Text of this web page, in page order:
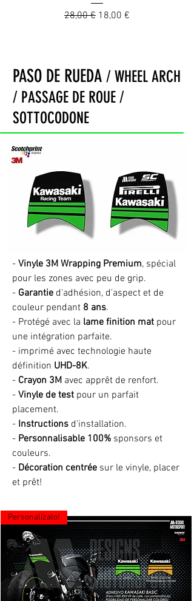
Prix original
28,00 € Prix promotionnel
18,00 €
PASO DE RUEDA / WHEEL ARCH
/ PASSAGE DE ROUE /
SOTTOCODONE
- Vinyle 3M Wrapping Premium, spécial
pour les zones avec peu de grip.
- Garantie d'adhésion, d'aspect et de
couleur pendant 8 ans.
- Protégé avec la lame finition mat pour
une intégration parfaite.
- imprimé avec technologie haute
définition UHD-8K.
- Crayon 3M avec apprêt de renfort.
- Vinyle de test pour un parfait
placement.
- Instructions d'installation.
- Personnalisable 100% sponsors et
couleurs.
- Décoration centrée sur le vinyle, placer
et prêt!
Personalízalo!